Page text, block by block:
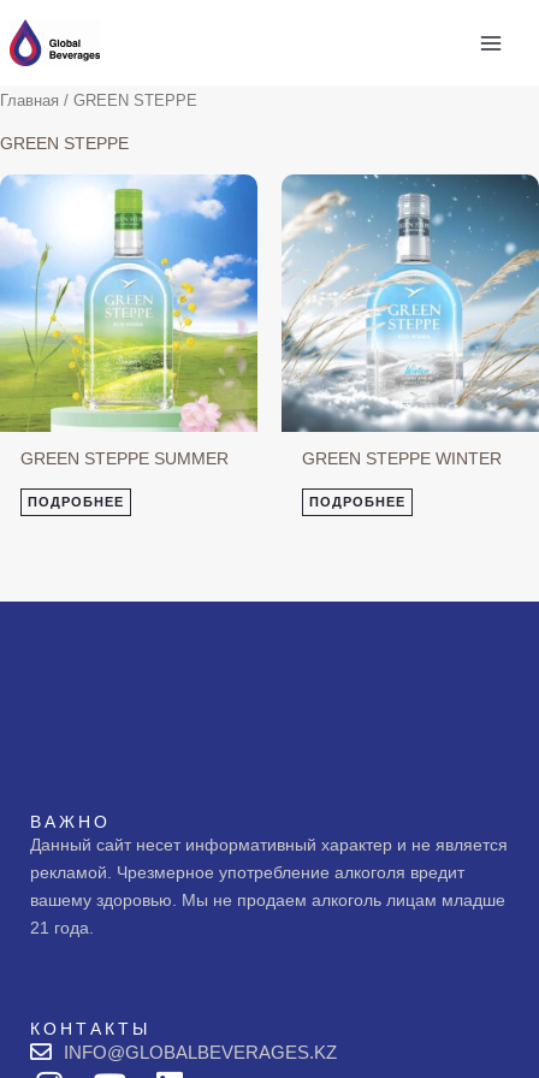
содержимому
Главная / GREEN STEPPE
GREEN STEPPE
GREEN STEPPE SUMMER
ПОДРОБНЕЕ
GREEN STEPPE WINTER
ПОДРОБНЕЕ
ВАЖНО
Данный сайт несет информативный характер и не является
рекламой. Чрезмерное употребление алкоголя вредит
вашему здоровью. Мы не продаем алкоголь лицам младше
21 года.
КОНТАКТЫ
INFO@GLOBALBEVERAGES.KZ